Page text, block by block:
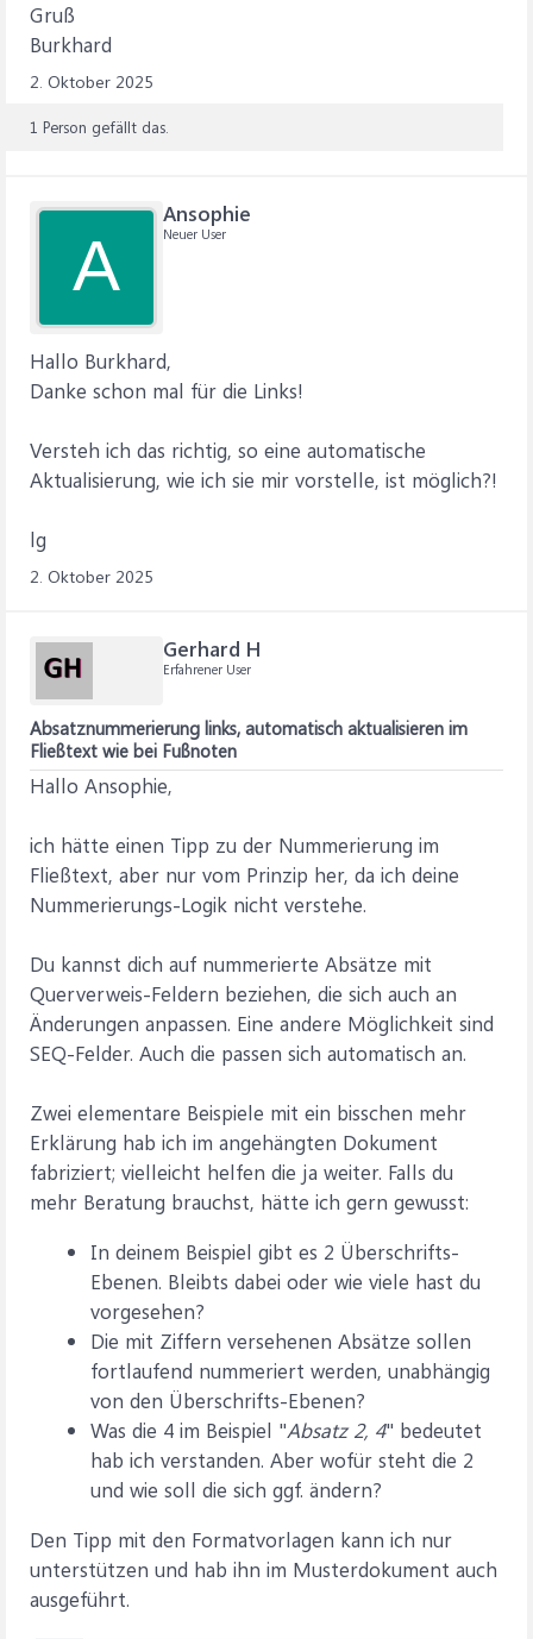
Gruß
Burkhard
2. Oktober 2025
1 Person gefällt das.
A
Ansophie
Neuer User
Hallo Burkhard,
Danke schon mal für die Links!
Versteh ich das richtig, so eine automatische
Aktualisierung, wie ich sie mir vorstelle, ist möglich?!
lg
2. Oktober 2025
Gerhard H
Erfahrener User
Absatznummerierung links, automatisch aktualisieren im
Fließtext wie bei Fußnoten
Hallo Ansophie,
ich hätte einen Tipp zu der Nummerierung im
Fließtext, aber nur vom Prinzip her, da ich deine
Nummerierungs-Logik nicht verstehe.
Du kannst dich auf nummerierte Absätze mit
Querverweis-Feldern beziehen, die sich auch an
Änderungen anpassen. Eine andere Möglichkeit sind
SEQ-Felder. Auch die passen sich automatisch an.
Zwei elementare Beispiele mit ein bisschen mehr
Erklärung hab ich im angehängten Dokument
fabriziert; vielleicht helfen die ja weiter. Falls du
mehr Beratung brauchst, hätte ich gern gewusst:
In deinem Beispiel gibt es 2 Überschrifts-
Ebenen. Bleibts dabei oder wie viele hast du
vorgesehen?
Die mit Ziffern versehenen Absätze sollen
fortlaufend nummeriert werden, unabhängig
von den Überschrifts-Ebenen?
Was die 4 im Beispiel "Absatz 2, 4" bedeutet
hab ich verstanden. Aber wofür steht die 2
und wie soll die sich ggf. ändern?
Den Tipp mit den Formatvorlagen kann ich nur
unterstützen und hab ihn im Musterdokument auch
ausgeführt.